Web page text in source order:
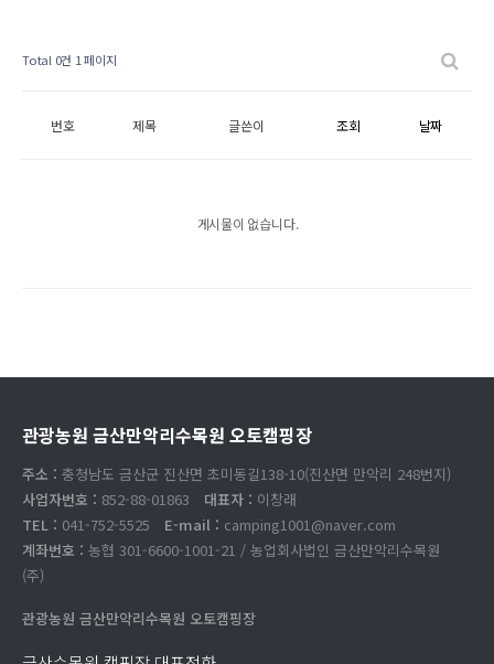
Total 0건 1 페이지
번호 제목 글쓴이 조회 날짜
게시물이 없습니다.
관광농원 금산만악리수목원 오토캠핑장
주소 : 충청남도 금산군 진산면 초미동길138-10(진산면 만악리 248번지)
사업자번호 : 852-88-01863 대표자 : 이창래
TEL : 041-752-5525 E-mail : camping1001@naver.com
계좌번호 : 농협 301-6600-1001-21 / 농업회사법인 금산만악리수목원
(주)
관광농원 금산만악리수목원 오토캠핑장